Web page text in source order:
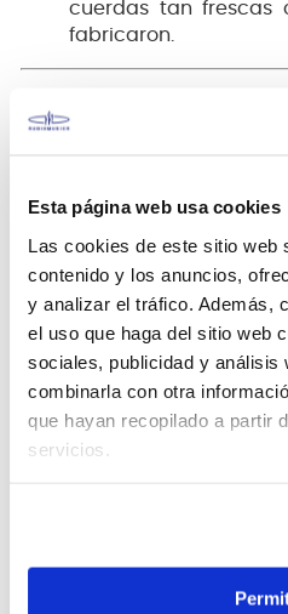
Esta página web usa cookies
Las cookies de este sitio web
contenido y los anuncios,
y analizar el tráfico. Además,
el uso que haga del sitio web
sociales, publicidad y análisis
combinarla con otra
que hayan recopilado a partir
servicios.
cuerdas tan frescas
fabricaron.
Ernie Ball
El original desde 1962.
Las cuerdas de guitarra
han sido las favoritas de
Slinky fueron pioneras
sonido del rock n roll.
hechas de acero